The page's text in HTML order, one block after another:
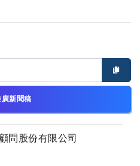
新聞稿
問股份有限公司